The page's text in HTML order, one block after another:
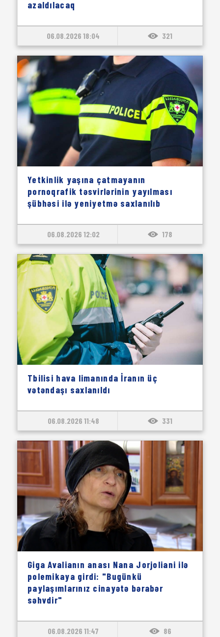
azaldılacaq
06.08.2026 18:04 321
Yetkinlik yaşına çatmayanın
pornoqrafik təsvirlərinin yayılması
şübhəsi ilə yeniyetmə saxlanılıb
06.08.2026 12:02 178
Tbilisi hava limanında İranın üç
vətəndaşı saxlanıldı
06.08.2026 11:48 331
Giga Avalianın anası Nana Jorjoliani ilə
polemikaya girdi: "Bugünkü
paylaşımlarınız cinayətə bərabər
səhvdir"
06.08.2026 11:47 86